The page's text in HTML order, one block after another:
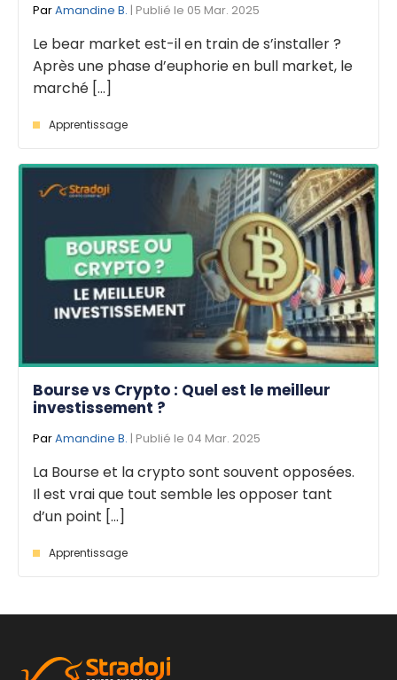
ParAmandine B. | Publié le 05 Mar. 2025
Le bear market est-il en train de s’installer ?
Après une phase d’euphorie en bull market, le
marché [...]
Apprentissage
Bourse vs Crypto : Quel est le meilleur
investissement ?
ParAmandine B. | Publié le 04 Mar. 2025
La Bourse et la crypto sont souvent opposées.
Il est vrai que tout semble les opposer tant
d’un point [...]
Apprentissage